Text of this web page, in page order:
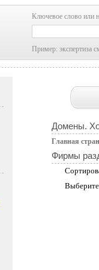
Ключевое слово или
Пример: экспертиза
Домены.
Главная
Фирмы